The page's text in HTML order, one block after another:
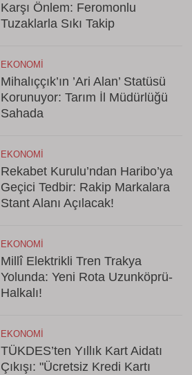
Karşı Önlem: Feromonlu
Tuzaklarla Sıkı Takip
EKONOMI
Mihalıççık’ın ’Ari Alan’ Statüsü
Korunuyor: Tarım İl Müdürlüğü
Sahada
EKONOMI
Rekabet Kurulu’ndan Haribo’ya
Geçici Tedbir: Rakip Markalara
Stant Alanı Açılacak!
EKONOMI
Millî Elektrikli Tren Trakya
Yolunda: Yeni Rota Uzunköprü-
Halkalı!
EKONOMI
TÜKDES’ten Yıllık Kart Aidatı
Çıkışı: "Ücretsiz Kredi Kartı